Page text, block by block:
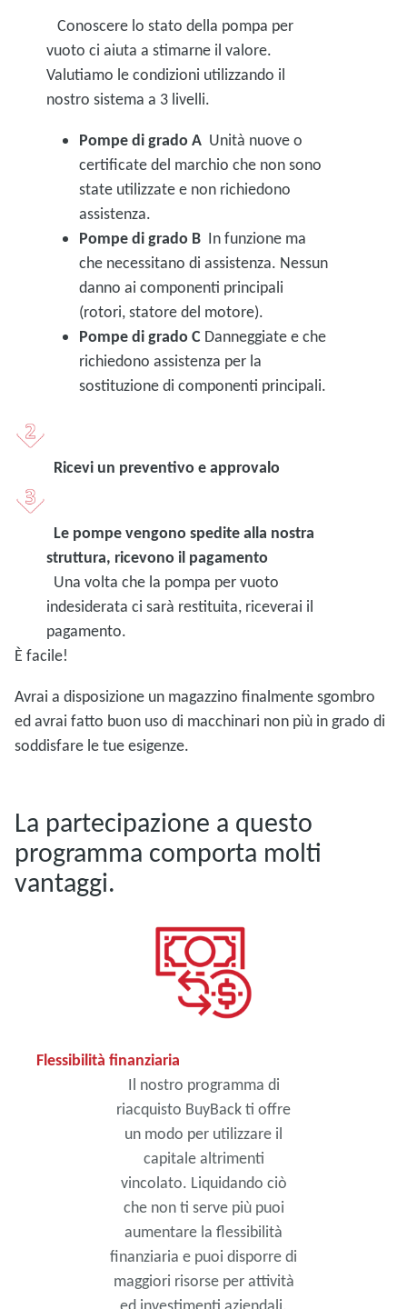
Conoscere lo stato della pompa per
vuoto ci aiuta a stimarne il valore.
Valutiamo le condizioni utilizzando il
nostro sistema a 3 livelli.
Pompe di grado A Unità nuove o
certificate del marchio che non sono
state utilizzate e non richiedono
assistenza.
Pompe di grado B In funzione ma
che necessitano di assistenza. Nessun
danno ai componenti principali
(rotori, statore del motore).
Pompe di grado CDanneggiate e che
richiedono assistenza per la
sostituzione di componenti principali.
Ricevi un preventivo e approvalo
Le pompe vengono spedite alla nostra
struttura, ricevono il pagamento
Una volta che la pompa per vuoto
indesiderata ci sarà restituita, riceverai il
pagamento.
È facile!
Avrai a disposizione un magazzino finalmente sgombro
ed avrai fatto buon uso di macchinari non più in grado di
soddisfare le tue esigenze.
La partecipazione a questo
programma comporta molti
vantaggi.
Flessibilità finanziaria
Il nostro programma di
riacquisto BuyBack ti offre
un modo per utilizzare il
capitale altrimenti
vincolato. Liquidando ciò
che non ti serve più puoi
aumentare la flessibilità
finanziaria e puoi disporre di
maggiori risorse per attività